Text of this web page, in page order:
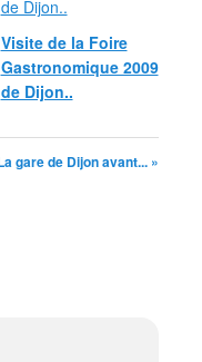
Visite de la Foire
Gastronomique 2009
de Dijon..
gare de Dijon avant... »